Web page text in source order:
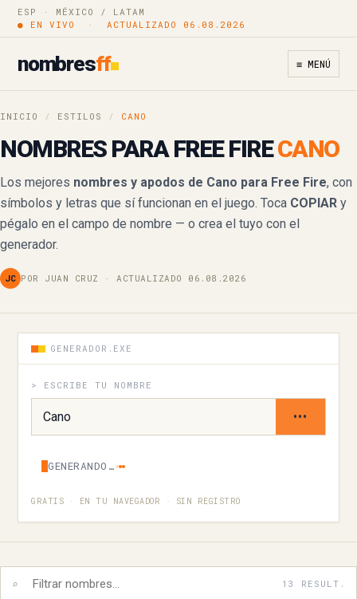
ESP · MÉXICO / LATAM
● EN VIVO · ACTUALIZADO 06.08.2026
nombresff ≡ MENÚ
INICIO / ESTILOS / CANO
NOMBRES PARA FREE FIRECANO
Los mejores nombres y apodos de Cano para Free Fire, con
símbolos y letras que sí funcionan en el juego. Toca COPIAR y
pégalo en el campo de nombre — o crea el tuyo con el
generador.
JC POR JUAN CRUZ · ACTUALIZADO 06.08.2026
GENERADOR.EXE
> ESCRIBE TU NOMBRE
•••
GENERANDO…
GRATIS · EN TU NAVEGADOR · SIN REGISTRO
⌕ 13 RESULT.